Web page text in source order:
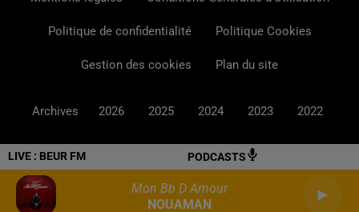
LIVE : BEUR FM PODCASTS
Mon Bb D Amour
NOUAMAN
Politique de confidentialité Politique Cookies
Gestion des cookies Plan du site
Archives 2026 2025 2024 2023 2022